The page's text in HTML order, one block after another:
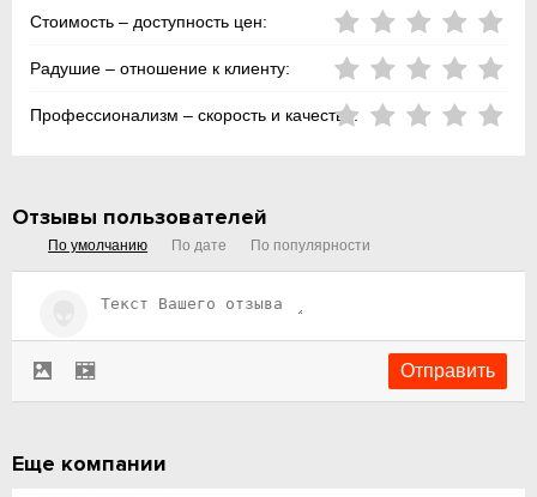
Стоимость – доступность цен:
Радушие – отношение к клиенту:
Профессионализм – скорость и качество:
Отзывы пользователей
По умолчанию По дате По популярности
Еще компании